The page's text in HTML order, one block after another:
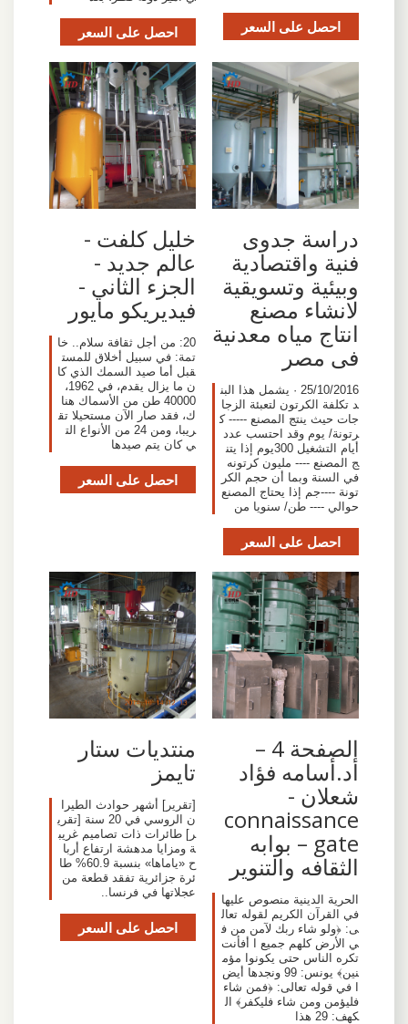
احصل على السعر احصل على السعر
دراسة جدوى
فنية واقتصادية
وبيئية وتسويقية
لانشاء مصنع
انتاج مياه معدنية
فى مصر
25/10/2016 · يشمل هذا البن
د تكلفة الكرتون لتعبئة الزجا
جات حيث ينتج المصنع ----- ك
رتونة/ يوم وقد احتسب عدد
أيام التشغيل 300يوم إذا يتن
ج المصنع ---- مليون كرتونه
في السنة وبما أن حجم الكر
تونة ----جم إذا يحتاج المصنع
حوالي ---- طن/ سنويا من
احصل على السعر
خليل كلفت -
عالم جديد -
الجزء الثاني -
فيديريكو مايور
20: من أجل ثقافة سلام.. خا
تمة: في سبيل أخلاق للمست
قبل أما صيد السمك الذي كا
ن ما يزال يقدم، في 1962،
40000 طن من الأسماك هنا
ك، فقد صار الآن مستحيلا تق
ريبا، ومن 24 من الأنواع الت
ي كان يتم صيدها
احصل على السعر
الصفحة 4 –
أد.أسامه فؤاد
شعلان -
connaissance
gate – بوابه
الثقافه والتنوير
الحرية الدينية منصوص عليها
في القرآن الكريم لقوله تعال
ى: ﴿ولو شاء ربك لآمن من ف
ي الأرض كلهم جميع ا أفأنت
تكره الناس حتى يكونوا مؤم
نين﴾ يونس: 99 ونجدها أيض
ا في قوله تعالى: ﴿فمن شاء
فليؤمن ومن شاء فليكفر﴾ ال
كهف: 29 هذا
منتديات ستار
تايمز
[تقرير] أشهر حوادث الطيرا
ن الروسي في 20 سنة [تقري
ر] طائرات ذات تصاميم غريب
ة ومزايا مدهشة ارتفاع أربا
ح «ياماها» بنسبة 60.9% طا
ئرة جزائرية تفقد قطعة من
عجلاتها في فرنسا..
احصل على السعر